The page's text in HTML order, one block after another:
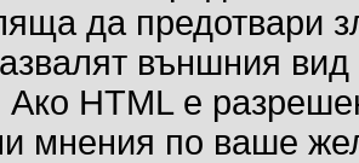
да предотвари
външния
HTML е
мнения по ваше